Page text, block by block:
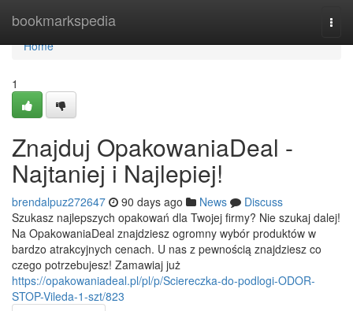
bookmarkspedia
Home
Home
1
Znajduj OpakowaniaDeal -
Najtaniej i Najlepiej!
brendalpuz272647 90 days ago News
Discuss
Szukasz najlepszych opakowań dla Twojej firmy? Nie szukaj dalej!
Na OpakowaniaDeal znajdziesz ogromny wybór produktów w
bardzo atrakcyjnych cenach. U nas z pewnością znajdziesz co
czego potrzebujesz! Zamawiaj już
https://opakowaniadeal.pl/pl/p/Sciereczka-do-podlogi-ODOR-
STOP-Vileda-1-szt/823